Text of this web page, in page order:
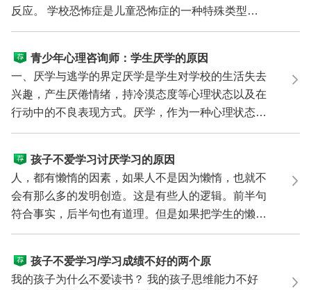
反应。 学校恐怖症是儿童恐怖症的一种特殊类型。
表现为对...
青少年心理咨询师：学生厌学的原因
与类型
一、厌学与逃学的界定厌学是学生对学校的生活失去
兴趣，产生厌倦情绪，持冷漠态度等心理状态以及在
行动中的不良表现方式。厌学，作为一种心理状态，
不是特定...
孩子不爱学习讨厌学习的原因
人，都有懒惰的因素，如果人不是因为懒惰，也就不
会有那么多的发明创造。这是有些人的逻辑。前半句
符合事实，后半句也有道理。但是如果把学生的懒惰
归之于外...
孩子不爱学习/学习成绩不好的两个原
因
我的孩子为什么不爱读书？ 我的孩子思维能力不好